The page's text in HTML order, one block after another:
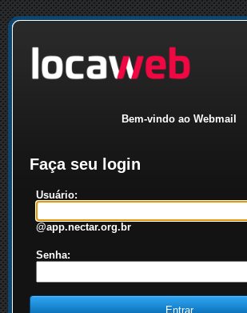
Bem-vindo ao Webmail
Faça seu login
Usuário:
@app.nectar.org.br
Senha: